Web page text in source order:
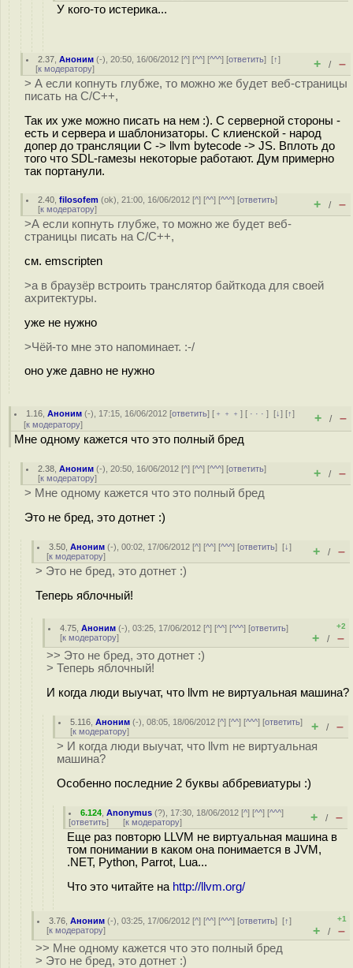
У кого-то истерика...
2.37 ,Аноним (-), 20:50, 16/06/2012 [^] [^^] [^^^] [ответить][↑]
[к модератору] + / –
> А если копнуть глубже, то можно же будет веб-страницы
писать на С/С++,
Так их уже можно писать на нем :). С серверной стороны -
есть и сервера и шаблонизаторы. С клиенской - народ
допер до трансляции C -> llvm bytecode -> JS. Вплоть до
того что SDL-гамезы некоторые работают. Дум примерно
так портанули.
2.40 ,filosofem (ok), 21:00, 16/06/2012 [^] [^^] [^^^] [ответить]
[к модератору] + / –
>А если копнуть глубже, то можно же будет веб-
страницы писать на С/С++,
см. emscripten
>а в браузёр встроить транслятор байткода для своей
ахритектуры.
уже не нужно
>Чёй-то мне это напоминает. :-/
оно уже давно не нужно
1.16 ,Аноним (-), 17:15, 16/06/2012 [ответить] [ ﹢﹢﹢] [ · · ·][↓] [↑]
[к модератору] + / –
Мне одному кажется что это полный бред
2.38 ,Аноним (-), 20:50, 16/06/2012 [^] [^^] [^^^] [ответить]
[к модератору] + / –
> Мне одному кажется что это полный бред
Это не бред, это дотнет :)
3.50 ,Аноним (-), 00:02, 17/06/2012 [^] [^^] [^^^] [ответить][↓]
[к модератору] + / –
> Это не бред, это дотнет :)
Теперь яблочный!
4.75 ,Аноним (-), 03:25, 17/06/2012 [^] [^^] [^^^] [ответить]
[к модератору]
+2
+ / –
>> Это не бред, это дотнет :)
> Теперь яблочный!
И когда люди выучат, что llvm не виртуальная машина?
5.116 ,Аноним (-), 08:05, 18/06/2012 [^] [^^] [^^^] [ответить]
[к модератору] + / –
> И когда люди выучат, что llvm не виртуальная
машина?
Особенно последние 2 буквы аббревиатуры :)
6.124 ,Anonymus (?), 17:30, 18/06/2012 [^] [^^] [^^^]
[ответить] [к модератору] + / –
Еще раз повторю LLVM не виртуальная машина в
том понимании в каком она понимается в JVM,
.NET, Python, Parrot, Lua...
Что это читайте на http://llvm.org/
3.76 ,Аноним (-), 03:25, 17/06/2012 [^] [^^] [^^^] [ответить][↑]
[к модератору]
+1
+ / –
>> Мне одному кажется что это полный бред
> Это не бред, это дотнет :)